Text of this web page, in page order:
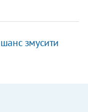
змусити